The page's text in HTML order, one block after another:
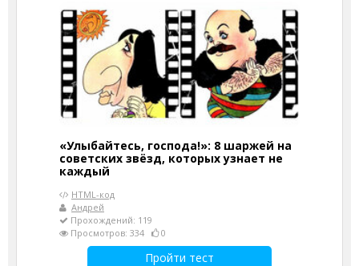
«Улыбайтесь, господа!»: 8 шаржей на
советских звёзд, которых узнает не
каждый
HTML-код
Андрей
Прохождений: 119
Просмотров: 334
0
Пройти тест